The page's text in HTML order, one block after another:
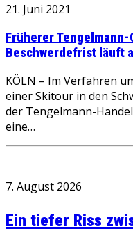
21. Juni 2021
Früherer
Beschwerdefrist läuft
KÖLN – Im Verfahren
einer Skitour in den
der Tengelmann-
eine…
7. August 2026
Ein tiefer Riss